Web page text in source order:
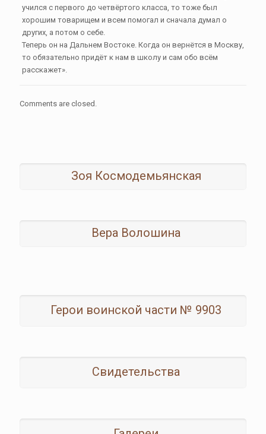
учился с первого до четвёртого класса, то тоже был
хорошим товарищем и всем помогал и сначала думал о
других, а потом о себе.
Теперь он на Дальнем Востоке. Когда он вернётся в Москву,
то обязательно придёт к нам в школу и сам обо всём
расскажет».
Comments are closed.
Зоя Космодемьянская
Вера Волошина
Герои воинской части № 9903
Свидетельства